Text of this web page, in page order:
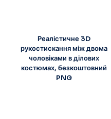
Реалістичне 3D
рукостискання між двома
чоловіками в ділових
костюмах, безкоштовний
PNG